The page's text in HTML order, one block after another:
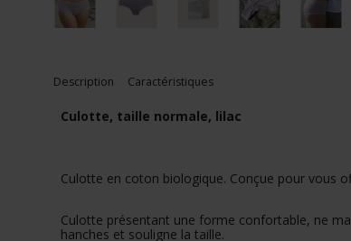
Description Caractéristiques
Culotte, taille normale, lilac
Culotte en coton biologique. Conçue pour vous
Culotte présentant une forme confortable, ne
hanches et souligne la taille.